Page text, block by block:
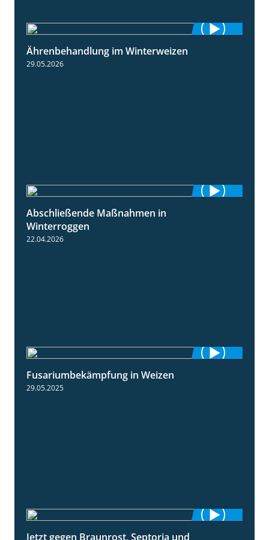
Ährenbehandlung im Winterweizen
29.05.2026
Abschließende Maßnahmen in
Winterroggen
22.04.2026
Fusariumbekämpfung in Weizen
29.05.2025
Jetzt gegen Braunrost, Septoria und